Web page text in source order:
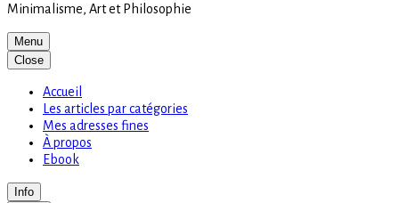
Minimalisme, Art et Philosophie
Menu
Close
Accueil
Les articles par catégories
Mes adresses fines
À propos
Ebook
Info